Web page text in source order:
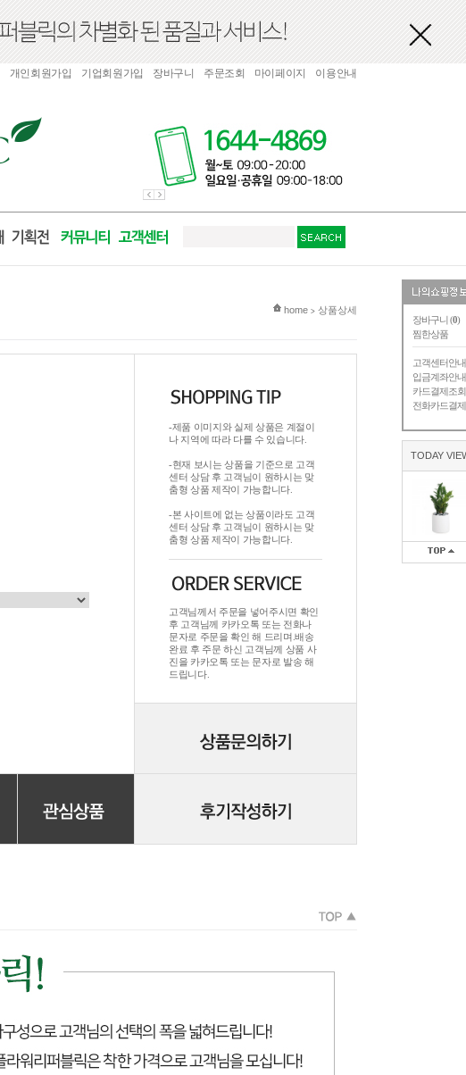
장바구니 (0)
찜한상품
고객센터안내
입금계좌안내
카드결제조회
전화카드결제
TODAY
개인회원가입 기업회원가입 장바구니 주문조회 마이페이지 이용안내
현재 위치
home > 상품상세
-제품 이미지와 실제 상품은 계절이
나 지역에 따라 다를 수 있습니다.
-현재 보시는 상품을 기준으로 고객
센터 상담 후 고객님이 원하시는 맞
춤형 상품 제작이 가능합니다.
-본 사이트에 없는 상품이라도 고객
센터 상담 후 고객님이 원하시는 맞
춤형 상품 제작이 가능합니다.
고객님께서 주문을 넣어주시면 확인
후 고객님께 카카오톡 또는 전화나
문자로 주문을 확인 해 드리며.배송
완료 후 주문 하신 고객님께 상품 사
진을 카카오톡 또는 문자로 발송 해
드립니다.